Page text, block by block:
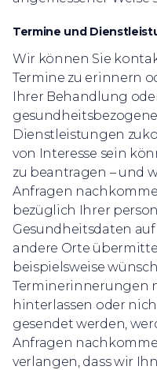
Termine und
Wir können Sie
Termine zu erinnern
Ihrer Behandlung
Dienstleistungen
von Interesse sein
zu beantragen – und
Anfragen
bezüglich Ihrer
Gesundheitsdaten
andere Orte
beispielsweise
Terminerinnerungen
hinterlassen oder
gesendet werden,
Anfragen
verlangen, dass wir